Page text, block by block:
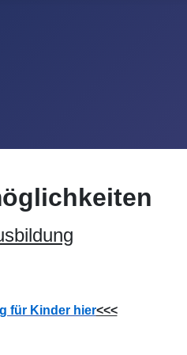
für Kinder hier<<<